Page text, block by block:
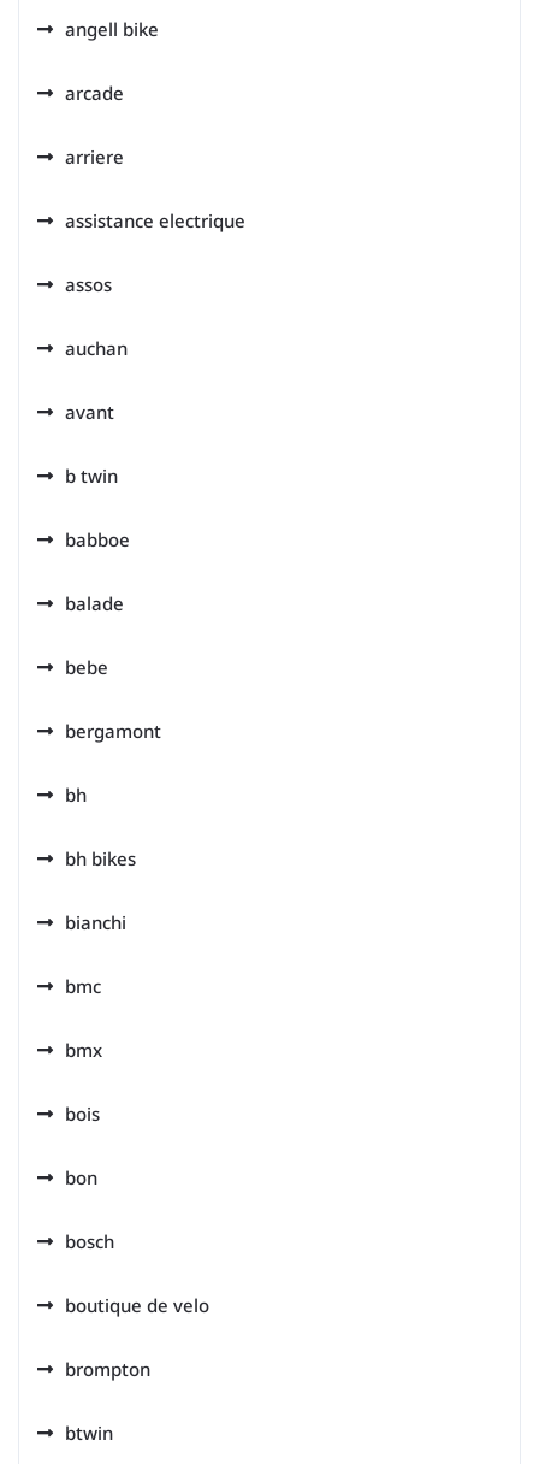
angell bike
arcade
arriere
assistance electrique
assos
auchan
avant
b twin
babboe
balade
bebe
bergamont
bh
bh bikes
bianchi
bmc
bmx
bois
bon
bosch
boutique de velo
brompton
btwin